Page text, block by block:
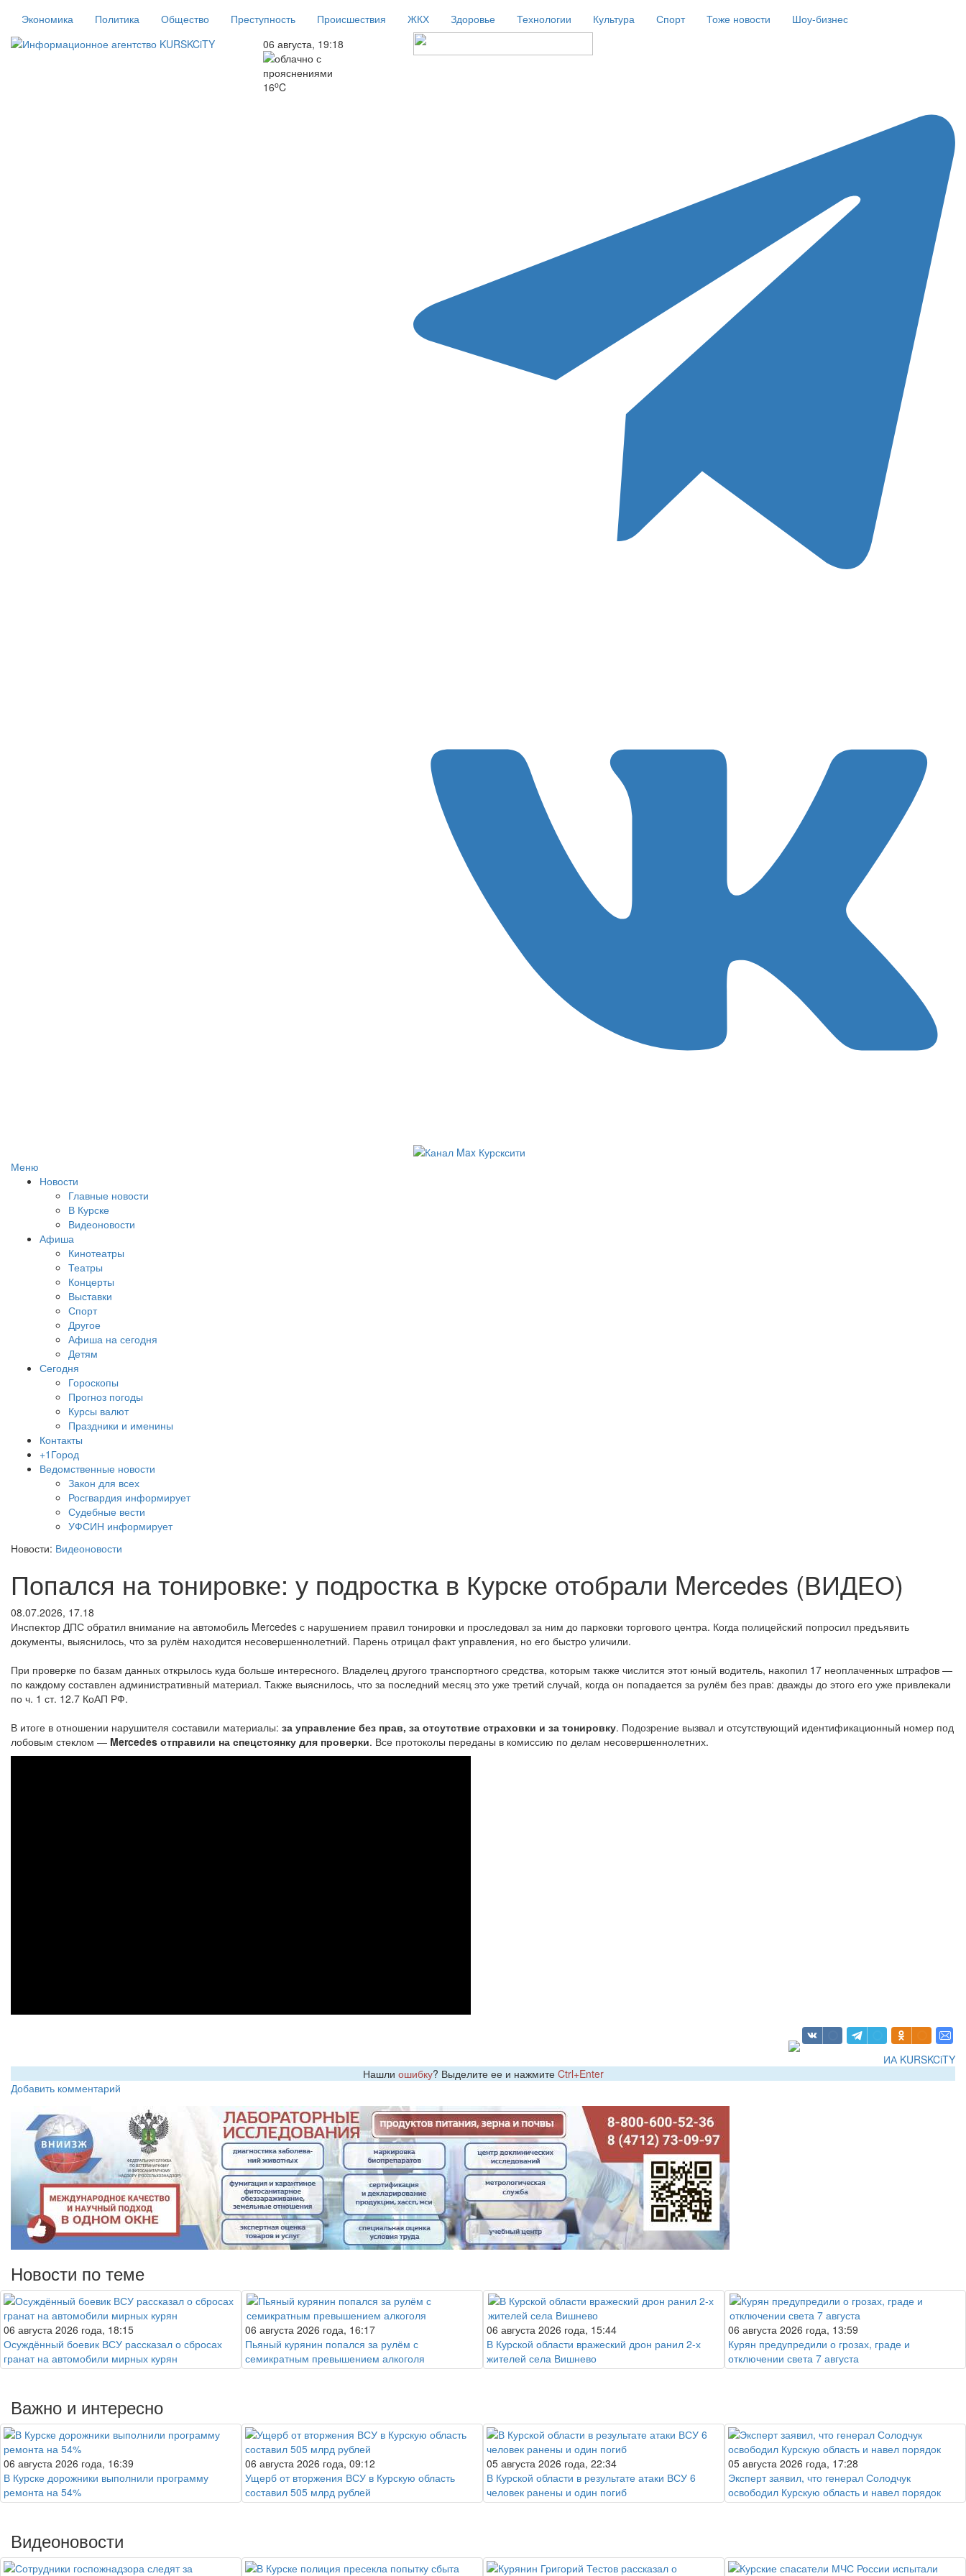
Экономика Политика Общество Преступность Происшествия ЖКХ Здоровье Технологии Культура Спорт Тоже новости
Шоу-бизнес
06 августа, 19:18
16oC
Меню
Новости
Главные новости
В Курске
Видеоновости
Афиша
Кинотеатры
Театры
Концерты
Выставки
Спорт
Другое
Афиша на сегодня
Детям
Сегодня
Гороскопы
Прогноз погоды
Курсы валют
Праздники и именины
Контакты
+1Город
Ведомственные новости
Закон для всех
Росгвардия информирует
Судебные вести
УФСИН информирует
Новости: Видеоновости
Попался на тонировке: у подростка в Курске отобрали Mercedes (ВИДЕО)
08.07.2026, 17.18
Инспектор ДПС обратил внимание на автомобиль Mercedes с нарушением правил тонировки и проследовал за ним до парковки торгового центра. Когда полицейский попросил предъявить
документы, выяснилось, что за рулём находится несовершеннолетний. Парень отрицал факт управления, но его быстро уличили.
При проверке по базам данных открылось куда больше интересного. Владелец другого транспортного средства, которым также числится этот юный водитель, накопил 17 неоплаченных штрафов —
по каждому составлен административный материал. Также выяснилось, что за последний месяц это уже третий случай, когда он попадается за рулём без прав: дважды до этого его уже привлекали
по ч. 1 ст. 12.7 КоАП РФ.
В итоге в отношении нарушителя составили материалы: за управление без прав, за отсутствие страховки и за тонировку. Подозрение вызвал и отсутствующий идентификационный номер под
лобовым стеклом — Mercedes отправили на спецстоянку для проверки. Все протоколы переданы в комиссию по делам несовершеннолетних.
ИА KURSKCiTY
Нашли ошибку? Выделите ее и нажмите Ctrl+Enter
Добавить комментарий
Новости по теме
06 августа 2026 года, 18:15
Осуждённый боевик ВСУ рассказал о сбросах
гранат на автомобили мирных курян
06 августа 2026 года, 16:17
Пьяный курянин попался за рулём с
семикратным превышением алкоголя
06 августа 2026 года, 15:44
В Курской области вражеский дрон ранил 2-х
жителей села Вишнево
06 августа 2026 года, 13:59
Курян предупредили о грозах, граде и
отключении света 7 августа
Важно и интересно
06 августа 2026 года, 16:39
В Курске дорожники выполнили программу
ремонта на 54%
06 августа 2026 года, 09:12
Ущерб от вторжения ВСУ в Курскую область
составил 505 млрд рублей
05 августа 2026 года, 22:34
В Курской области в результате атаки ВСУ 6
человек ранены и один погиб
05 августа 2026 года, 17:28
Эксперт заявил, что генерал Солодчук
освободил Курскую область и навел порядок
Видеоновости